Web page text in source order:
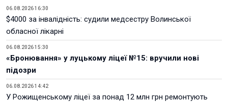
06.08.2026 16:30
$4000 за інвалідність: судили медсестру Волинської
обласної лікарні
06.08.2026 15:30
«Бронювання» у луцькому ліцеї №15: вручили нові
підозри
06.08.2026 14:42
У Рожищенському ліцеї за понад 12 млн грн ремонтують